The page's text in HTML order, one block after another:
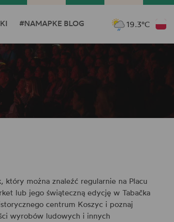
#NAMAPKE BLOG 19.3°C
można znaleźć regularnie na Placu
lub jego świąteczną edycję w Tabačka
centrum Koszyc i poznaj
wyrobów ludowych i innych